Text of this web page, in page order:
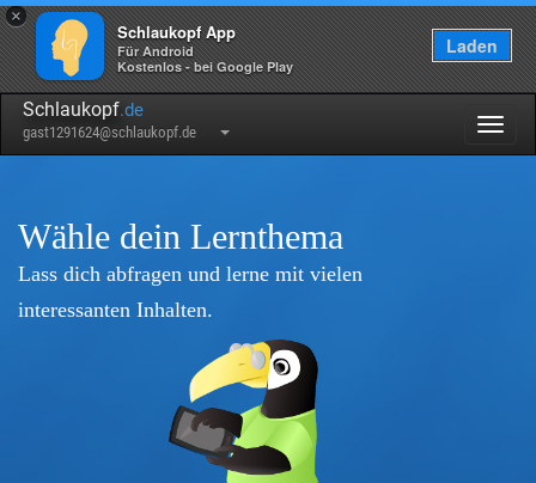
×
Schlaukopf App
Für Android
Kostenlos - bei Google Play
Laden
Schlaukopf.de
gast1291624@schlaukopf.de
Wähle dein Lernthema
Lass dich abfragen und lerne mit vielen
interessanten Inhalten.